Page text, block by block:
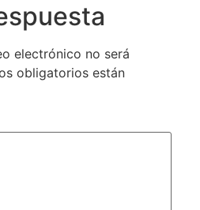
electrónico no será
obligatorios están